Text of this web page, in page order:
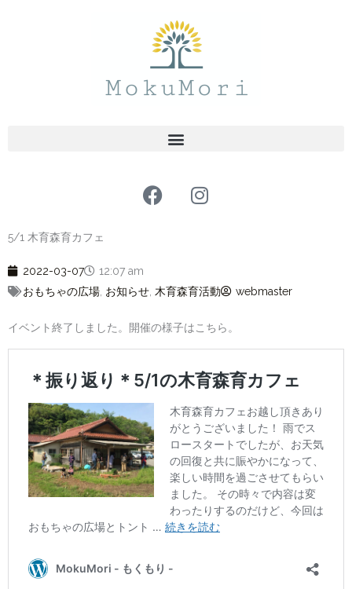
F
a
o
o
k
I
n
g
r
a
m
5/1 木育森育カフェ
2022-03-07
12:07 am
おもちゃの広場 お知らせ 木育森育活動 webmaster
イベント終了しました。開催の様子はこちら。